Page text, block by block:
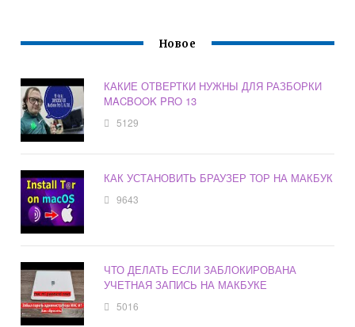
Новое
КАКИЕ ОТВЕРТКИ НУЖНЫ ДЛЯ РАЗБОРКИ
MACBOOK PRO 13
5129
КАК УСТАНОВИТЬ БРАУЗЕР ТОР НА МАКБУК
9643
ЧТО ДЕЛАТЬ ЕСЛИ ЗАБЛОКИРОВАНА
УЧЕТНАЯ ЗАПИСЬ НА МАКБУКЕ
5016